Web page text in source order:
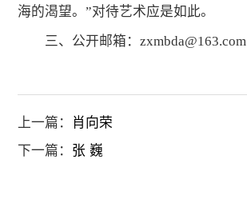
海的渴望。”对待艺术应是如此。
三、公开邮箱：zxmbda@163.com
上一篇： 肖向荣
下一篇： 张 巍